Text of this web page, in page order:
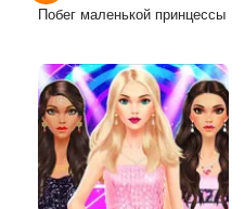
Побег маленькой принцессы